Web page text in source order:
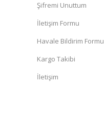
Şifremi Unuttum
İletişim Formu
Havale Bildirim Formu
Kargo Takibi
İletişim